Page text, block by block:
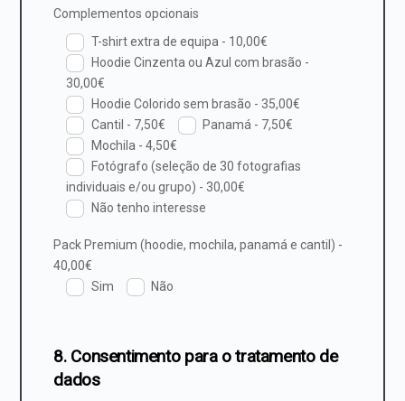
Complementos opcionais
T-shirt extra de equipa - 10,00€
Hoodie Cinzenta ou Azul com brasão -
30,00€
Hoodie Colorido sem brasão - 35,00€
Cantil - 7,50€
Panamá - 7,50€
Mochila - 4,50€
Fotógrafo (seleção de 30 fotografias
individuais e/ou grupo) - 30,00€
Não tenho interesse
Pack Premium (hoodie, mochila, panamá e cantil) -
40,00€
Sim
Não
8. Consentimento para o tratamento de
dados